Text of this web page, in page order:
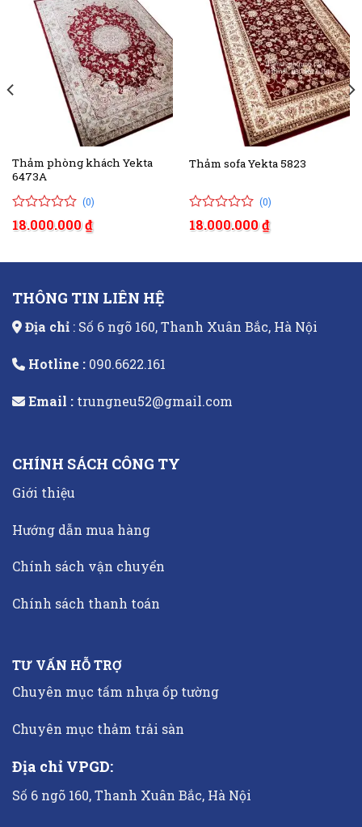
Thảm phòng khách Yekta
6473A
0
trên
0
(0)
18.000.000₫
Thảm sofa Yekta 5823
0
trên
0
(0)
18.000.000₫
THÔNG TIN LIÊN HỆ
Địa chỉ : Số 6 ngõ 160, Thanh Xuân Bắc, Hà Nội
Hotline : 090.6622.161
Email : trungneu52@gmail.com
CHÍNH SÁCH CÔNG TY
Giới thiệu
Hướng dẫn mua hàng
Chính sách vận chuyển
Chính sách thanh toán
TƯ VẤN HỖ TRỢ
Chuyên mục tấm nhựa ốp tường
Chuyên mục thảm trải sàn
Địa chỉ VPGD:
Số 6 ngõ 160, Thanh Xuân Bắc, Hà Nội